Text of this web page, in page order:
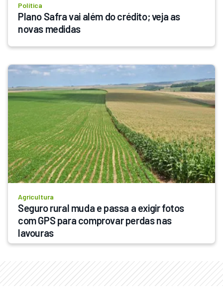
Política
Plano Safra vai além do crédito; veja as
novas medidas
Agricultura
Seguro rural muda e passa a exigir fotos
com GPS para comprovar perdas nas
lavouras